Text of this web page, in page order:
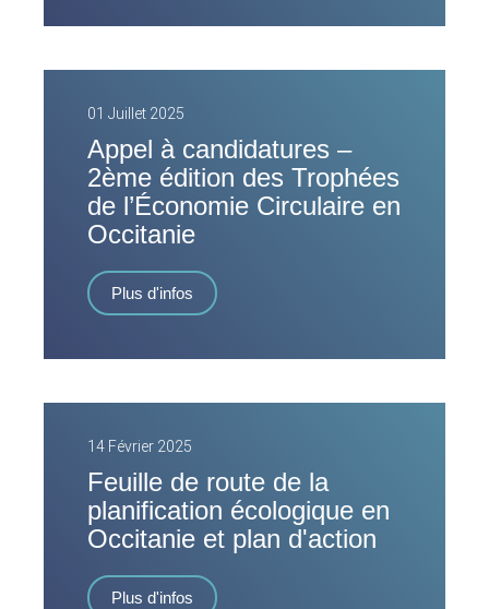
01 Juillet 2025
Appel à candidatures –
2ème édition des Trophées
de l’Économie Circulaire en
Occitanie
Plus d'infos
14 Février 2025
Feuille de route de la
planification écologique en
Occitanie et plan d'action
Plus d'infos